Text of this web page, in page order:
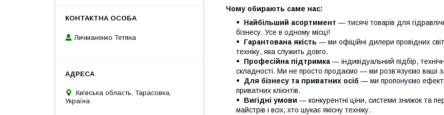
Чому обирають саме нас:
Найбільший асортимент — тисячі товарів для
бізнесу. Усе в одному місці!
Гарантована якість — ми офіційні дилери провідних
техніку, яка служить довго.
Професійна підтримка — індивідуальний підбір,
складності. Ми не просто продаємо — ми розв’язуємо ваші
Для бізнесу та приватних осіб — ми пропонуємо
приватних клієнтів.
Вигідні умови — конкурентні ціни, системи знижок та
майстрів і всіх, хто шукає якісну техніку.
Личманенко Тетяна
Київська область, Тарасовка,
Україна